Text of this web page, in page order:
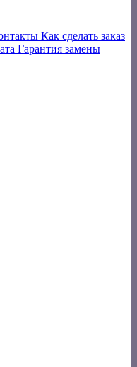
Как сделать заказ
Гарантия замены